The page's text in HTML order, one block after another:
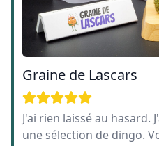
Graine de Lascars
J'ai rien laissé au
une sélection de dingo.